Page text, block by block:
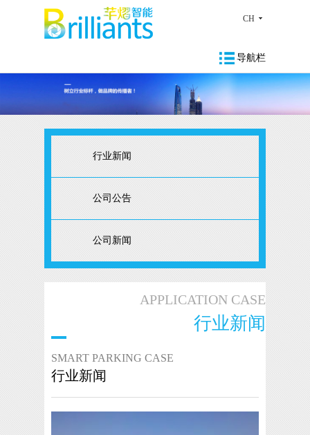
导航栏
CH
行业新闻
公司公告
公司新闻
APPLICATION CASE
行业新闻
SMART PARKING CASE
行业新闻